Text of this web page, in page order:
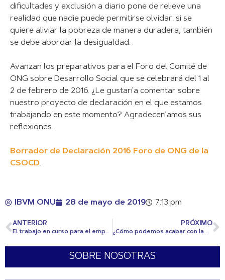
dificultades y exclusión a diario pone de relieve una
realidad que nadie puede permitirse olvidar: si se
quiere aliviar la pobreza de manera duradera, también
se debe abordar la desigualdad.
Avanzan los preparativos para el Foro del Comité de
ONG sobre Desarrollo Social que se celebrará del 1 al
2 de febrero de 2016. ¿Le gustaría comentar sobre
nuestro proyecto de declaración en el que estamos
trabajando en este momento? Agradeceríamos sus
reflexiones.
Borrador de Declaración 2016 Foro de ONG de la
CSOCD.
IBVM ONU 28 de mayo de 2019 7:13 pm
ANTERIOR
El trabajo en curso para el empoderamiento y los derechos humanos de las mujeres
PRÓXIMO
¿Cómo podemos acabar con la exclusión social?
SOBRE NOSOTRAS